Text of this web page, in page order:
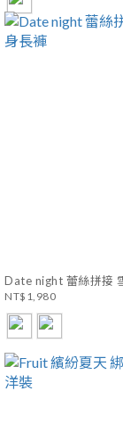
Date night 蕾絲拼接
NT$1,980